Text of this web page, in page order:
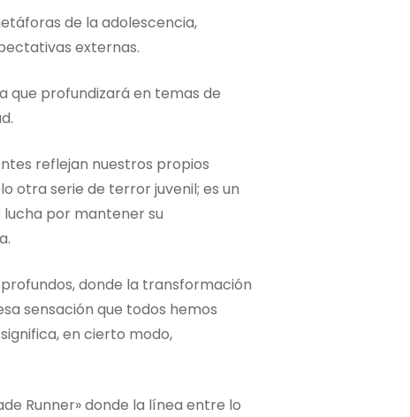
de la adolescencia,
externas.
que profundizará en temas de
reflejan nuestros propios
otra serie de terror juvenil; es un
lucha por mantener su
donde la transformación
sensación que todos hemos
en cierto modo,
Runner» donde la línea entre lo